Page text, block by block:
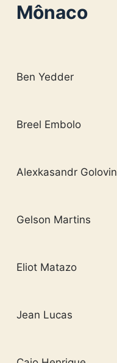
Mônaco
Ben Yedder
Breel Embolo
Alexkasandr Golovin
Gelson Martins
Eliot Matazo
Jean Lucas